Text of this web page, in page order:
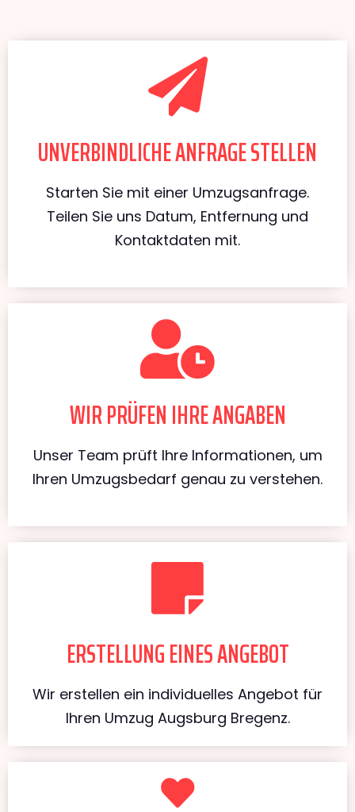
UNVERBINDLICHE ANFRAGE STELLEN
Starten Sie mit einer Umzugsanfrage.
Teilen Sie uns Datum, Entfernung und
Kontaktdaten mit.
WIR PRÜFEN IHRE ANGABEN
Unser Team prüft Ihre Informationen, um
Ihren Umzugsbedarf genau zu verstehen.
ERSTELLUNG EINES ANGEBOT
Wir erstellen ein individuelles Angebot für
Ihren Umzug Augsburg Bregenz.